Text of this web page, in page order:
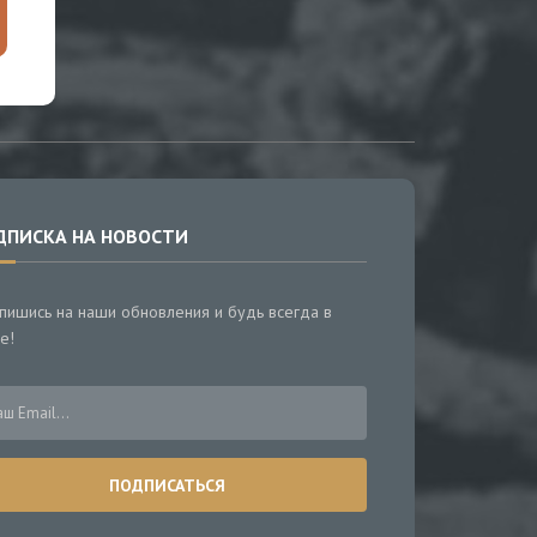
НА НОВОСТИ
на наши обновления и будь всегда в